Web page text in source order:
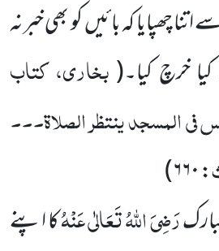
چھپایا کہ بائیں کو بھی خبر نہ
خرچ کیا۔(بخاری، کتاب
المسجد ینتظر الصلاۃ۔۔۔
:۶۶۰)
رَضِیَ اللّٰہُ تَعَالٰی عَنْہُکا اپنے